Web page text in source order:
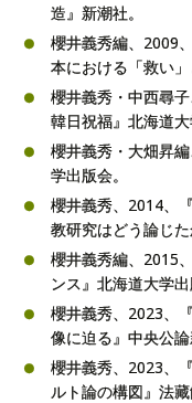
造』新潮社。
櫻井義秀編、2009
本における「救い
櫻井義秀・中西尋
韓日祝福』北海道大
櫻井義秀・大畑昇
学出版会。
櫻井義秀、2014、
教研究はどう論じた
櫻井義秀編、2015
ンス』北海道大学出
櫻井義秀、2023、
像に迫る』中央公論
櫻井義秀、2023、
ルト論の構図』法